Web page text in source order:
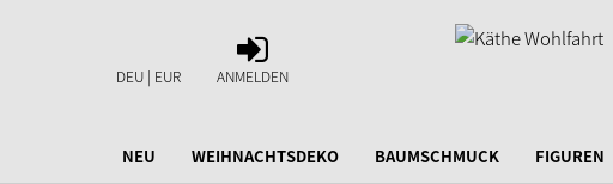
DEU | EUR
ANMELDEN
ANMELDEN
NEU WEIHNACHTSDEKO BAUMSCHMUCK FIGUREN